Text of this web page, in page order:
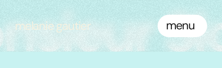
melanie gautier menu